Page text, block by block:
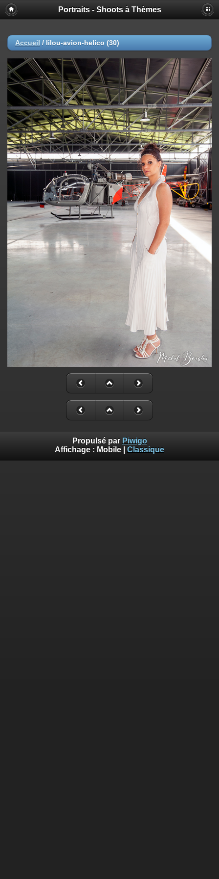
Portraits - Shoots à Thèmes
Accueil / lilou-avion-helico (30)
Propulsé par Piwigo
Affichage : Mobile Classique